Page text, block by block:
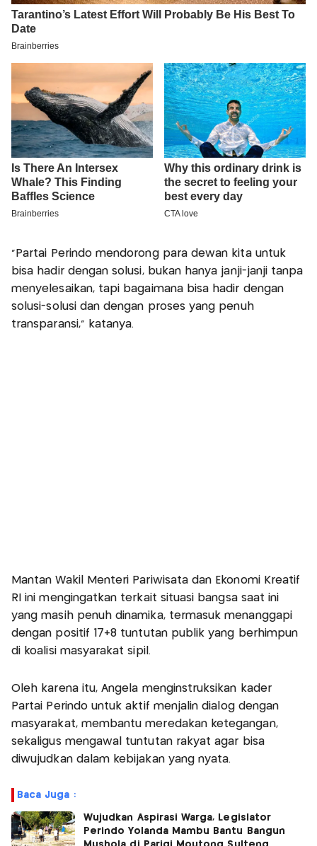
“Partai Perindo mendorong para dewan kita untuk
bisa hadir dengan solusi, bukan hanya janji-janji tanpa
menyelesaikan, tapi bagaimana bisa hadir dengan
solusi-solusi dan dengan proses yang penuh
transparansi,” katanya.
Mantan Wakil Menteri Pariwisata dan Ekonomi Kreatif
RI ini mengingatkan terkait situasi bangsa saat ini
yang masih penuh dinamika, termasuk menanggapi
dengan positif 17+8 tuntutan publik yang berhimpun
di koalisi masyarakat sipil.
Oleh karena itu, Angela menginstruksikan kader
Partai Perindo untuk aktif menjalin dialog dengan
masyarakat, membantu meredakan ketegangan,
sekaligus mengawal tuntutan rakyat agar bisa
diwujudkan dalam kebijakan yang nyata.
Baca Juga :
Wujudkan Aspirasi Warga, Legislator
Perindo Yolanda Mambu Bantu Bangun